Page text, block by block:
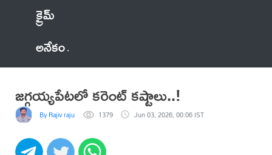
క్రైమ్
అనేకం
జగ్గయ్యపేటలో కరెంట్ కష్టాలు..!
By Rajiv raju 1379 Jun 03, 2026, 00:06 IST